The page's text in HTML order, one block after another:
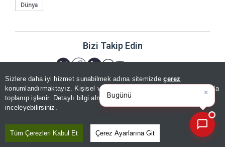
Sizlere daha iyi hizmet sunabilmek adına sitemizdeçerez
konumlandırmaktayız. Kişisel verileriniz, KVKK ve GDPR kapsamında
toplanıp işlenir. Detaylı bilgi almak içinAydınlatma Metnimizi
inceleyebilirsiniz.
Tüm Çerezleri Kabul Et Çerez Ayarlarına Git
Dünya
Bizi Takip Edin
YORUMLAR
×
Bugünün öne çıkan manşetleri
ve gelişmele